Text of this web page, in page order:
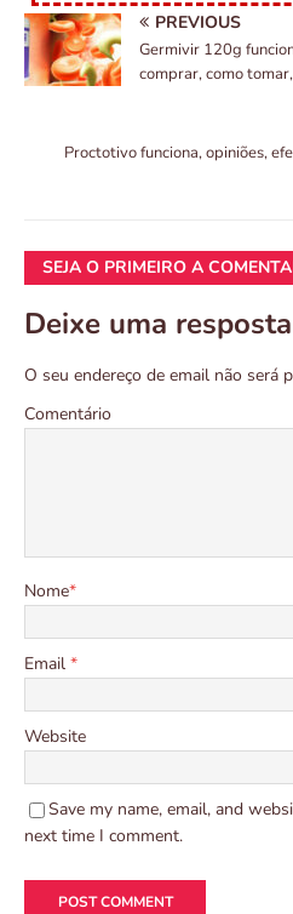
PREVIOUS
Germivir 120g
comprar, como
Proctotivo funciona, opiniões,
SEJA O PRIMEIRO A
Deixe uma resposta
O seu endereço de email não será
Comentário
Nome*
Email *
Website
Save my name, email, and
next time I comment.